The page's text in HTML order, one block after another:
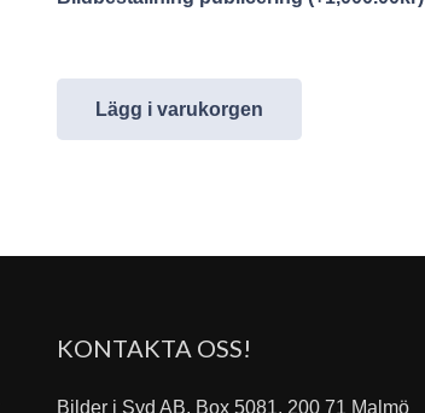
Lägg i varukorgen
KONTAKTA OSS!
Bilder i Syd AB, Box 5081, 200 71 Malmö